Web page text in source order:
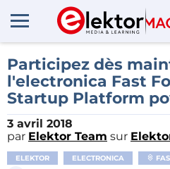
Participez dès
l'electronica Fast
Startup Platform
3 avril 2018
par Elektor Team sur
ELEKTOR ELECTRONICA